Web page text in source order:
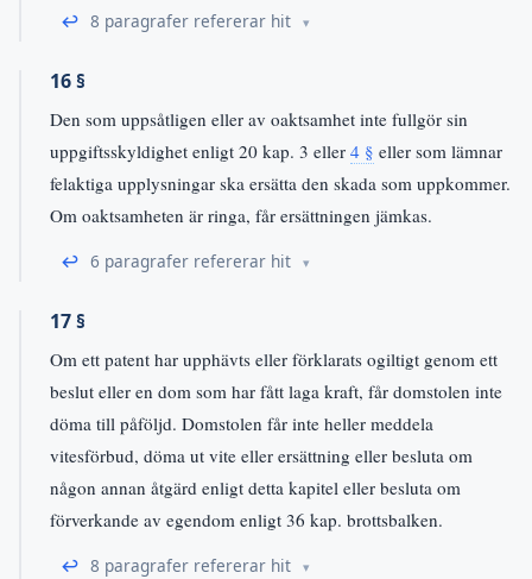
↩ 8 paragrafer refererar hit
16 §
Den som uppsåtligen eller av oaktsamhet inte fullgör sin
uppgiftsskyldighet enligt 20 kap. 3 eller 4 § eller som lämnar
felaktiga upplysningar ska ersätta den skada som uppkommer.
Om oaktsamheten är ringa, får ersättningen jämkas.
↩ 6 paragrafer refererar hit
17 §
Om ett patent har upphävts eller förklarats ogiltigt genom ett
beslut eller en dom som har fått laga kraft, får domstolen inte
döma till påföljd. Domstolen får inte heller meddela
vitesförbud, döma ut vite eller ersättning eller besluta om
någon annan åtgärd enligt detta kapitel eller besluta om
förverkande av egendom enligt 36 kap. brottsbalken.
↩ 8 paragrafer refererar hit